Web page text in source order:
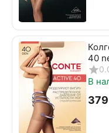
40
В
‍379‍